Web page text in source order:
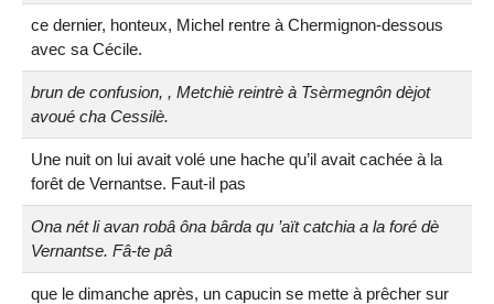
ce dernier, honteux, Michel rentre à Chermignon-dessous
avec sa Cécile.
brun de confusion, , Metchiè reintrè à Tsèrmegnôn dèjot
avoué cha Cessilè.
Une nuit on lui avait volé une hache qu’il avait cachée à la
forêt de Vernantse. Faut-il pas
Ona nét li avan robâ ôna bârda qu ’aït catchia a la foré dè
Vernantse. Fâ-te pâ
que le dimanche après, un capucin se mette à prêcher sur